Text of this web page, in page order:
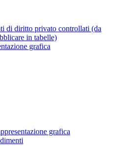
di diritto privato controllati (da
in tabelle)
grafica
grafica